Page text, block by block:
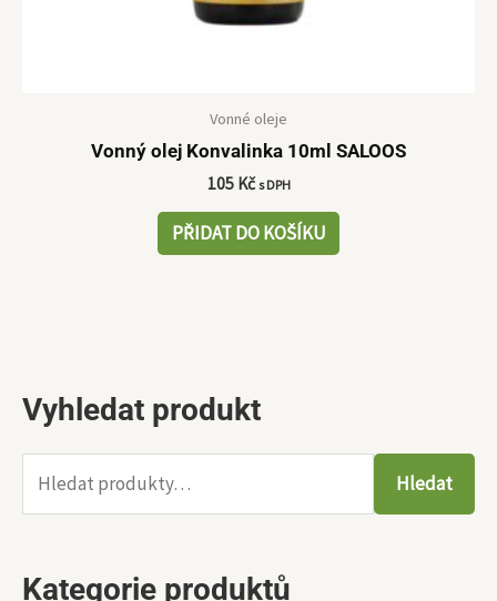
Vyhledat produkt
H
d
t
Hledat
Kategorie produktů
M
i
Vonné oleje
Vonný olej Konvalinka 10ml SALOOS
105 Kč s DPH
PŘIDAT DO KOŠÍKU